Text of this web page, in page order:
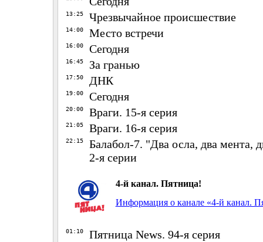
13:25 Чрезвычайное происшествие
14:00 Место встречи
16:00 Сегодня
16:45 За гранью
17:50 ДНК
19:00 Сегодня
20:00 Враги. 15-я серия
21:05 Враги. 16-я серия
22:15
Балабол-7. "Два осла, два мента,
2-я серии
4-й канал. Пятница!
Информация о канале «4-й канал.
01:10 Пятница News. 94-я серия